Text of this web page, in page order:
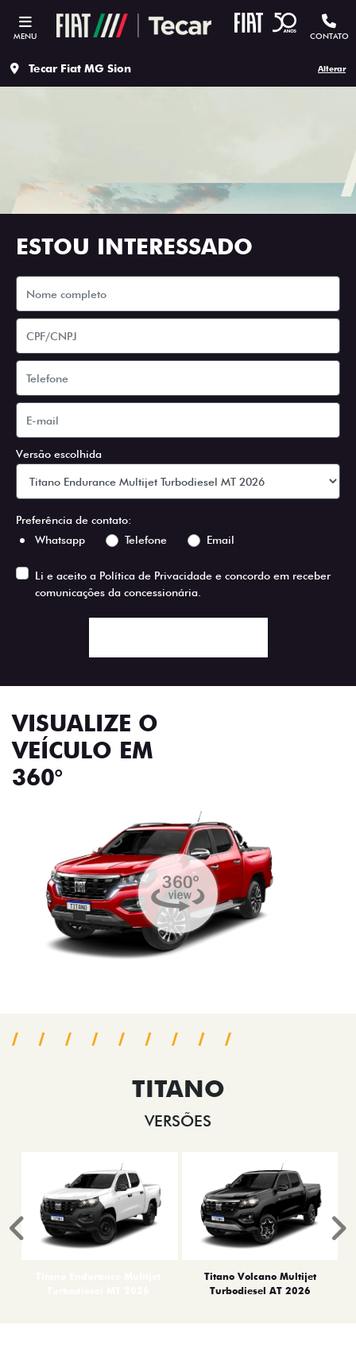
MENU CONTATO
Tecar Fiat MG Sion Alterar
ESTOU INTERESSADO
Versão escolhida
Preferência de contato:
Whatsapp
Telefone Email
Li e aceito a Política de Privacidade e concordo em receber
comunicações da concessionária.
VISUALIZE O
VEÍCULO EM
360°
TITANO
VERSÕES
Titano Volcano Multijet
Turbodiesel AT 2026
Anterior